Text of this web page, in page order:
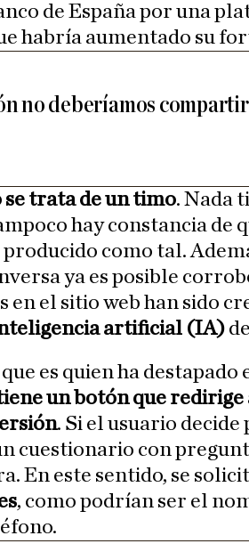
de España por una
habría aumentado su
no deberíamos compartir
se trata de un timo. Nada
hay constancia de
como tal.
ya es posible
en el sitio web han sido
artificial (IA)
que es quien ha destapado
un botón que redirige
. Si el usuario decide
cuestionario con
En este sentido, se
, como podrían ser el